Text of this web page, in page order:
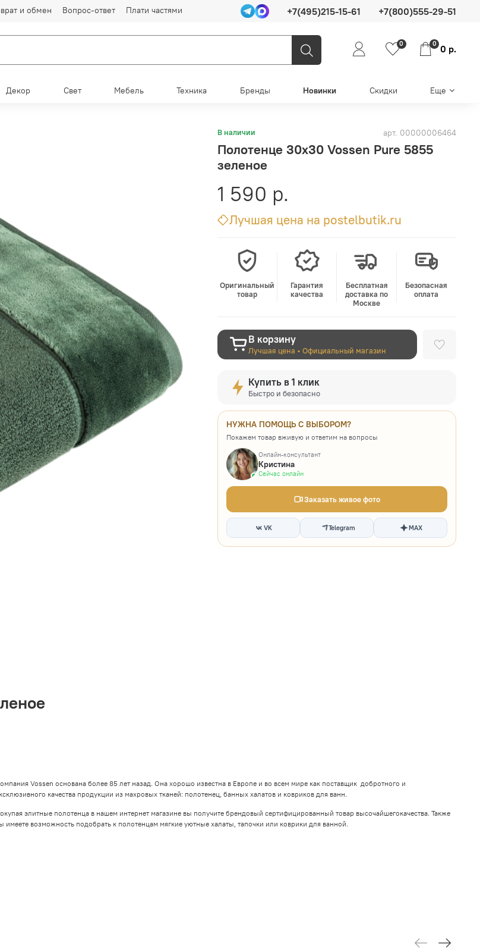
и обмен Вопрос-ответ Плати частями +7(495)215-15-61 +7(800)555-29-51
0 0 0 р.
Декор Свет Мебель Техника Бренды Новинки Скидки Еще
В наличии арт. 00000006464
Полотенце 30х30 Vossen Pure 5855
зеленое
1 590 р.
Лучшая цена на postelbutik.ru
Оригинальный
товар
Гарантия
качества
Бесплатная
доставка по
Москве
Безопасная
оплата
В корзину
Лучшая цена • Официальный магазин
Купить в 1 клик
Быстро и безопасно
НУЖНА ПОМОЩЬ С ВЫБОРОМ?
Покажем товар вживую и ответим на вопросы
Онлайн-консультант
Кристина
Сейчас онлайн
Заказать живое фото
VK Telegram MAX
Vossen основана более 85 лет назад. Она хорошо известна в Европе и во всем мире как поставщик добротного и
качества продукции из махровых тканей: полотенец, банных халатов и ковриков для ванн.
элитные полотенца в нашем интернет магазине вы получите брендовый сертифицированный товар высочайшегокачества. Также
имеете возможность подобрать к полотенцам мягкие уютные халаты, тапочки или коврики для ванной.